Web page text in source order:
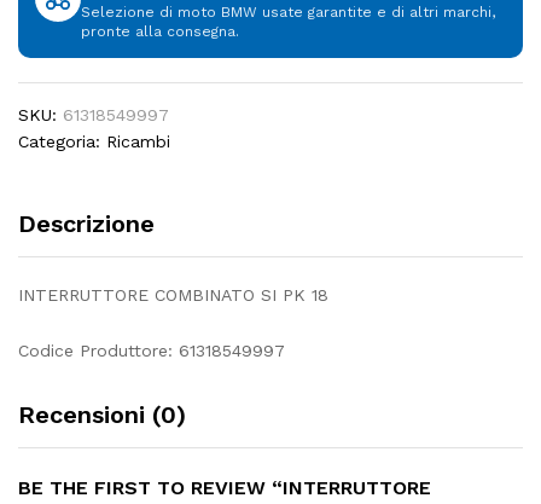
Selezione di moto BMW usate garantite e di altri marchi,
pronte alla consegna.
SKU: 61318549997
Categoria: Ricambi
Descrizione
INTERRUTTORE COMBINATO SI PK 18
Codice Produttore: 61318549997
Recensioni (0)
BE THE FIRST TO REVIEW “INTERRUTTORE